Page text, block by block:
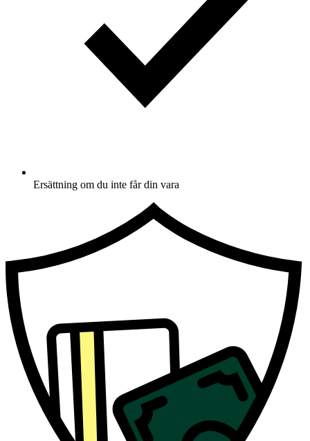
Ersättning om du inte får din vara